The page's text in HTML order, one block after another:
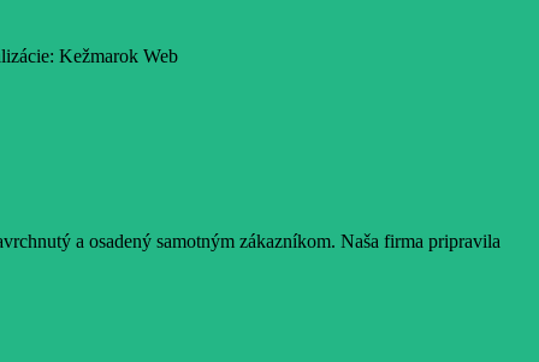
Kežmarok Web
a osadený samotným zákazníkom. Naša firma pripravila